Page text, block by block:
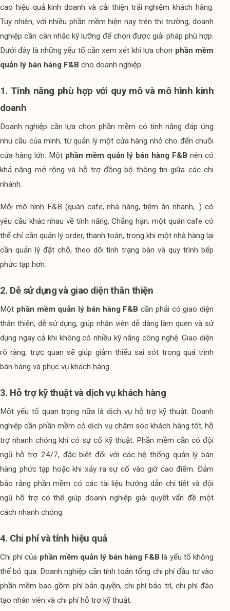
cao hiệu quả kinh doanh và cải thiện trải nghiệm khách hàng.
Tuy nhiên, với nhiều phần mềm hiện nay trên thị trường, doanh
nghiệp cần cân nhắc kỹ lưỡng để chọn được giải pháp phù hợp.
Dưới đây là những yếu tố cần xem xét khi lựa chọn phần mềm
quản lý bán hàng F&B cho doanh nghiệp:
1. Tính năng phù hợp với quy mô và mô hình kinh
doanh
Doanh nghiệp cần lựa chọn phần mềm có tính năng đáp ứng
nhu cầu của mình, từ quản lý một cửa hàng nhỏ cho đến chuỗi
cửa hàng lớn. Một phần mềm quản lý bán hàng F&B nên có
khả năng mở rộng và hỗ trợ đồng bộ thông tin giữa các chi
nhánh.
Mỗi mô hình F&B (quán cafe, nhà hàng, tiệm ăn nhanh,...) có
yêu cầu khác nhau về tính năng. Chẳng hạn, một quán cafe có
thể chỉ cần quản lý order, thanh toán, trong khi một nhà hàng lại
cần quản lý đặt chỗ, theo dõi tình trạng bàn và quy trình bếp
phức tạp hơn.
2. Dễ sử dụng và giao diện thân thiện
Một phần mềm quản lý bán hàng F&B cần phải có giao diện
thân thiện, dễ sử dụng, giúp nhân viên dễ dàng làm quen và sử
dụng ngay cả khi không có nhiều kỹ năng công nghệ. Giao diện
rõ ràng, trực quan sẽ giúp giảm thiểu sai sót trong quá trình
bán hàng và phục vụ khách hàng.
3. Hỗ trợ kỹ thuật và dịch vụ khách hàng
Một yếu tố quan trọng nữa là dịch vụ hỗ trợ kỹ thuật. Doanh
nghiệp cần phần mềm có dịch vụ chăm sóc khách hàng tốt, hỗ
trợ nhanh chóng khi có sự cố kỹ thuật. Phần mềm cần có đội
ngũ hỗ trợ 24/7, đặc biệt đối với các hệ thống quản lý bán
hàng phức tạp hoặc khi xảy ra sự cố vào giờ cao điểm. Đảm
bảo rằng phần mềm có các tài liệu hướng dẫn chi tiết và đội
ngũ hỗ trợ có thể giúp doanh nghiệp giải quyết vấn đề một
cách nhanh chóng.
4. Chi phí và tính hiệu quả
Chi phí của phần mềm quản lý bán hàng F&B là yếu tố không
thể bỏ qua. Doanh nghiệp cần tính toán tổng chi phí đầu tư vào
phần mềm bao gồm phí bản quyền, chi phí bảo trì, chi phí đào
tạo nhân viên và chi phí hỗ trợ kỹ thuật.